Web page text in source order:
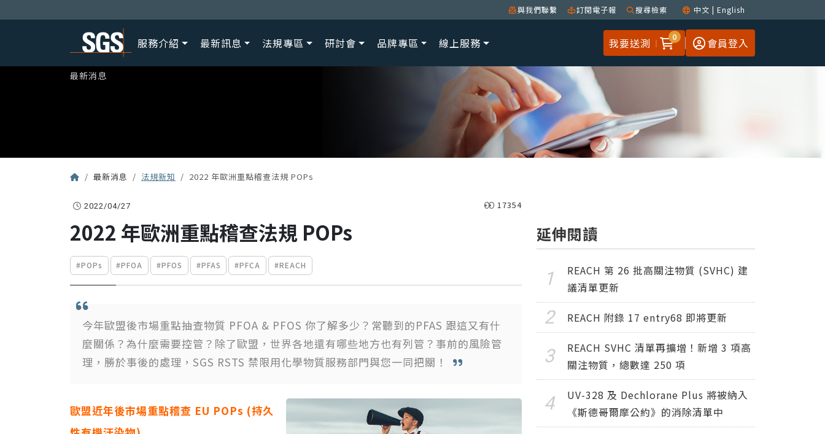
與我們聯繫 訂閱電子報 搜尋檢索 中文 | English
我要送測 0 會員登入
服務介紹 最新訊息 法規專區 研討會 品牌專區 線上服務
最新消息
最新消息 法規新知 2022 年歐洲重點稽查法規 POPs
2022/04/27 17354
2022 年歐洲重點稽查法規 POPs
#POPs #PFOA #PFOS #PFAS #PFCA #REACH
今年歐盟後市場重點抽查物質 PFOA & PFOS 你了解多少？常聽到的PFAS 跟這又有什
麼關係？為什麼需要控管？除了歐盟，世界各地還有哪些地方也有列管？事前的風險管
理，勝於事後的處理，SGS RSTS 禁限用化學物質服務部門與您一同把關！
歐盟近年後市場重點稽查 EU POPs (持久
延伸閱讀
REACH 第 26 批高關注物質 (SVHC) 建
議清單更新
REACH 附錄 17 entry68 即將更新
REACH SVHC 清單再擴增！新增 3 項高
關注物質，總數達 250 項
UV-328 及 Dechlorane Plus 將被納入
《斯德哥爾摩公約》的消除清單中